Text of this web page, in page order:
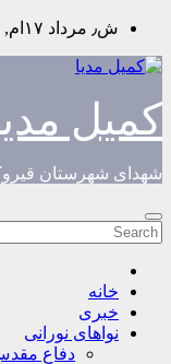
Skip
content
ش٫ مرداد ۱۷ام, ۱۴۰۵
کمیل
شهدای شهرستان
خانه
خبری
نواهای نورانی
دفاع